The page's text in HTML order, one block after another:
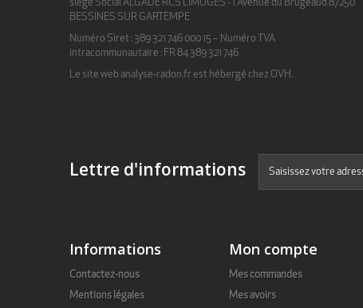
siège Social ALGADE RCS LIMOGES -1 Avenue du Brugeaud 87250
BESSINES SUR GARTEMPE
Numéro Siret : 389 321 746 000 15 – Numéro TVA
intracommunautaire : FR 84 389 321 746
Le site web analyse-radon.fr est hébergé chez OVH.
Lettre d'informations
Informations
Contactez-nous
Mentions légales
Mon compte
Mes commandes
Mes avoirs